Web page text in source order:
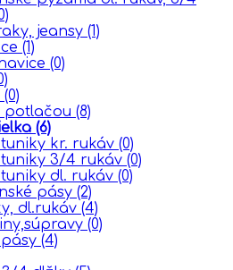
jeansy (1)
(1)
(0)
(0)
potlačou (8)
(6)
kr. rukáv (0)
tuniky 3/4 rukáv (0)
dl. rukáv (0)
pásy (2)
dl.rukáv (4)
(0)
(4)